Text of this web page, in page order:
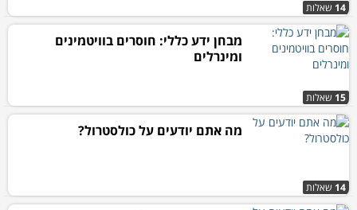
14 שאלות
15 שאלות
מבחן ידע כללי: חוסרים בוויטמינים
ומינרלים
14 שאלות
מה אתם יודעים על כולסטרול?